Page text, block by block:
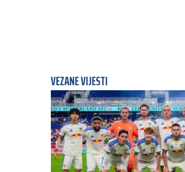
VEZANE VIJESTI